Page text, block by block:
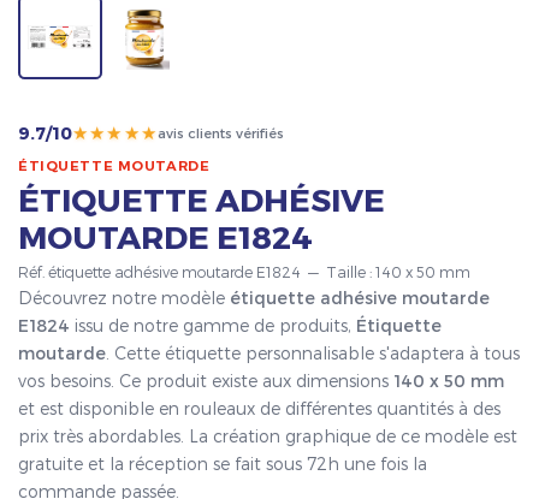
9.7/10★★★★★avis clients vérifiés
ÉTIQUETTE MOUTARDE
ÉTIQUETTE ADHÉSIVE
MOUTARDE E1824
Réf. étiquette adhésive moutarde E1824 — Taille : 140 x 50 mm
Découvrez notre modèle étiquette adhésive moutarde
E1824 issu de notre gamme de produits, Étiquette
moutarde . Cette étiquette personnalisable s'adaptera à tous
vos besoins. Ce produit existe aux dimensions 140 x 50 mm
et est disponible en rouleaux de différentes quantités à des
prix très abordables. La création graphique de ce modèle est
gratuite et la réception se fait sous 72h une fois la
commande passée.